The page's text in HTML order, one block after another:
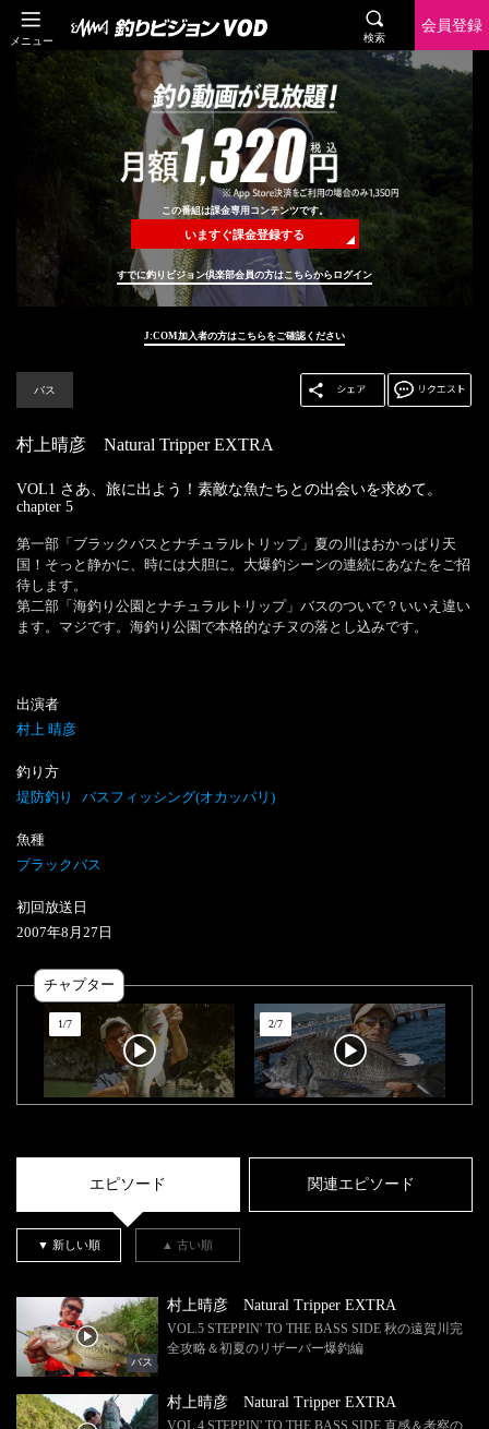
メニュー 検索
会員登録
この番組は課金専用コンテンツです。
いますぐ課金登録する
すでに釣りビジョン倶楽部会員の方はこちらからログイン
J:COM加入者の方はこちらをご確認ください
バス
村上晴彦 Natural Tripper EXTRA
VOL1 さあ、旅に出よう！素敵な魚たちとの出会いを求めて。
chapter 5
第一部「ブラックバスとナチュラルトリップ」夏の川はおかっぱり天
国！そっと静かに、時には大胆に。大爆釣シーンの連続にあなたをご招
待します。
第二部「海釣り公園とナチュラルトリップ」バスのついで？いいえ違い
ます。マジです。海釣り公園で本格的なチヌの落とし込みです。
出演者
村上 晴彦
釣り方
堤防釣り
バスフィッシング(オカッパリ)
魚種
ブラックバス
初回放送日
2007年8 月 27 日
チャプター
1/7 2/7
エピソード 関連エピソード
▼ 新しい順 ▲ 古い順
バス
村上晴彦 Natural Tripper EXTRA
VOL.5 STEPPIN' TO THE BASS SIDE 秋の遠賀川完
全攻略＆初夏のリザーバー爆釣編
村上晴彦 Natural Tripper EXTRA
VOL.4 STEPPIN' TO THE BASS SIDE 直感＆考察の